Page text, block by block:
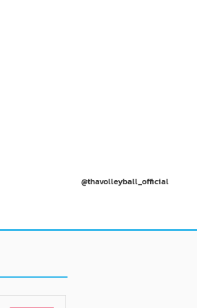
@thavolleyball_official